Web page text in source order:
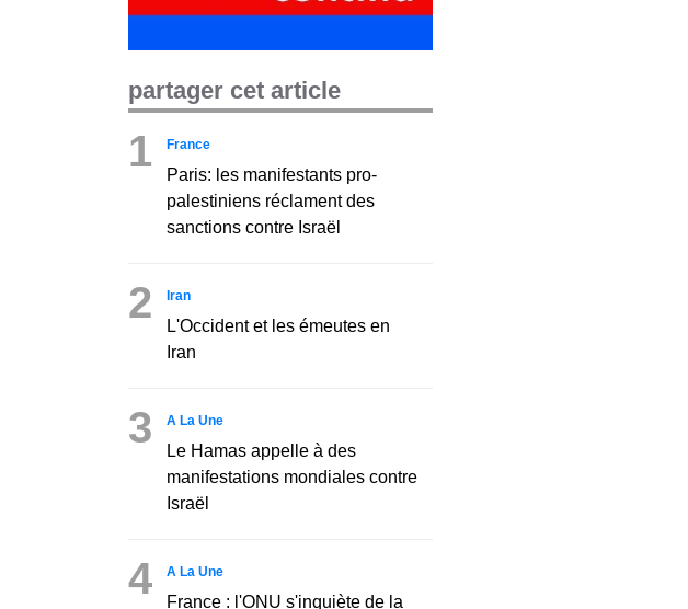
partager cet article
1 France
Paris: les manifestants pro-
palestiniens réclament des
sanctions contre Israël
2 Iran
L'Occident et les émeutes en
Iran
3 A La Une
Le Hamas appelle à des
manifestations mondiales contre
Israël
4 A La Une
France : l'ONU s'inquiète de la